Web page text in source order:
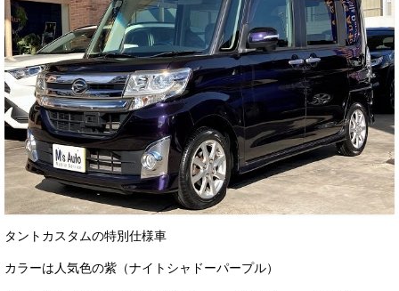
トップメッセージ
スタッフ紹介
ブログ
イベント
ニュース
スタッフブログ
お客様の声
お問い合わせ
タントカスタムの特別仕様車
カラーは人気色の紫（ナイトシャドーパープル）